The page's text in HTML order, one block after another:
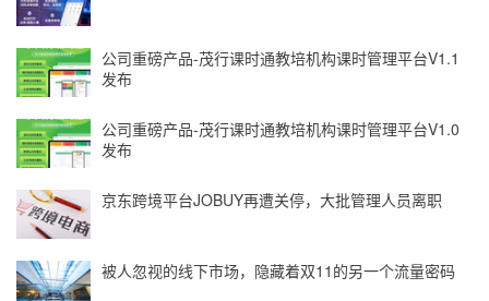
公司重磅产品-茂行课时通教培机构课时管理平台V1.1
发布
公司重磅产品-茂行课时通教培机构课时管理平台V1.0
发布
京东跨境平台JOBUY再遭关停，大批管理人员离职
被人忽视的线下市场，隐藏着双11的另一个流量密码